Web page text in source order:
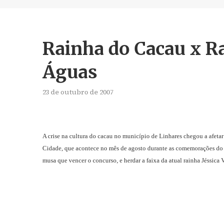
Rainha do Cacau x
Águas
23 de outubro de 2007
A crise na cultura do cacau no município de Linhares chegou a
Cidade, que acontece no mês de agosto durante as comemorações
musa que vencer o concurso, e herdar a faixa da atual rainha